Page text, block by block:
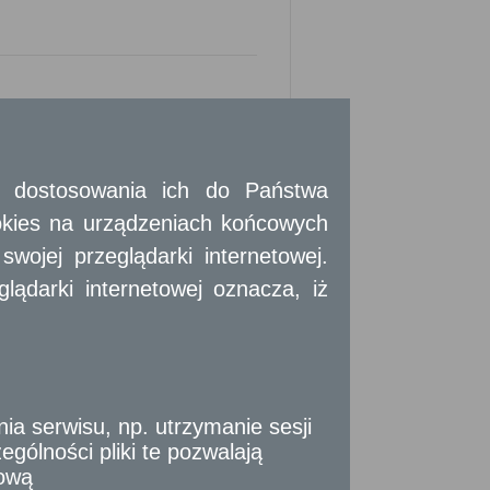
go przez dotychczasowego najemcę
najemcy lub pozostały w lokalu
Cywilnego, może zostać zawarta
lokali wchodzących w skład
- w wypadku jego śmierci.
i prowadzenia wraz z nim wspólnego
lokalu.
ich do Państwa
na urządzeniach końcowych
przeglądarki internetowej.
internetowej oznacza, iż
serwisu, np. utrzymanie sesji
pliki te pozwalają